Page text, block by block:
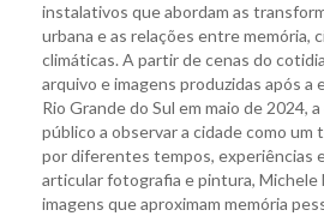
instalativos que abordam as
urbana e as relações entre memória,
climáticas. A partir de cenas do
arquivo e imagens produzidas após
Rio Grande do Sul em maio de 2024,
público a observar a cidade como
por diferentes tempos, experiências
articular fotografia e pintura,
imagens que aproximam memória